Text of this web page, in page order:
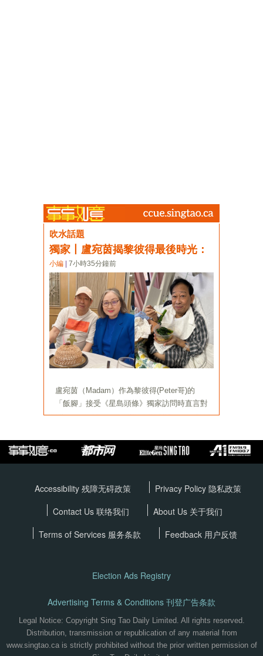
Accessibility 残障无碍政策 Privacy Policy 隐私政策
Contact Us 联络我们
About Us 关于我们
Terms of Services 服务条款 Feedback 用户反馈
Election Ads Registry
Advertising Terms & Conditions 刊登广告条款
Legal Notice: Copyright Sing Tao Daily Limited. All rights reserved.
Distribution, transmission or republication of any material from
www.singtao.ca is strictly prohibited without the prior written permission of